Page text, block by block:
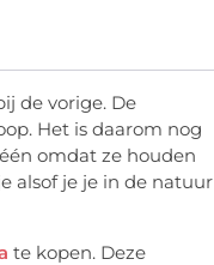
de vorige. De
Het is daarom nog
omdat ze houden
alsof je je in de natuur
te kopen. Deze